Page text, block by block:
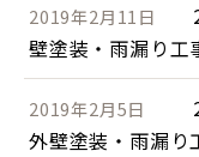
2019年2月11日
壁塗装・雨漏り工
2019年2月5日
外壁塗装・雨漏り